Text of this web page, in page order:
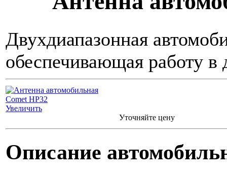
Двухдиапазонная
обеспечивающая работу в
Увеличить
Уточняйте цену
Описание